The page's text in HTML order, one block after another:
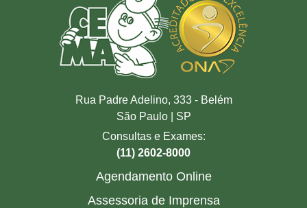
Rua Padre Adelino, 333 - Belém
São Paulo | SP
Consultas e Exames:
(11) 2602-8000
Agendamento Online
Assessoria de Imprensa